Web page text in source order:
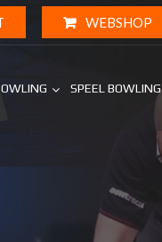
WEBSHOP
SPEEL BOWLING